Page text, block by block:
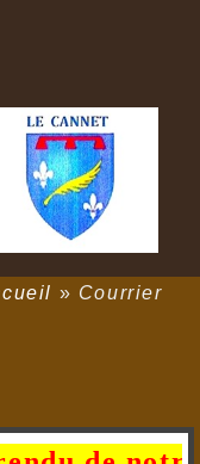
» Courrier